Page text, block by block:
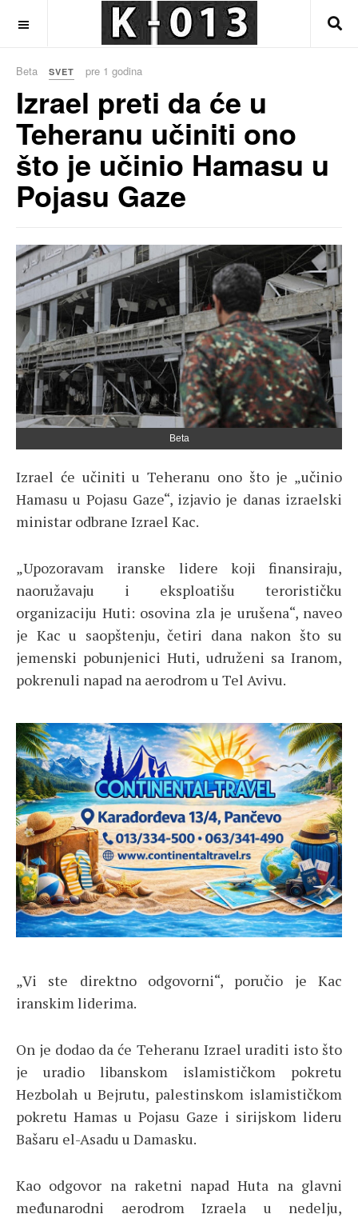
Beta SVET pre 1 godina
Izrael preti da će u
Teheranu učiniti ono
što je učinio Hamasu u
Pojasu Gaze
Beta
Izrael će učiniti u Teheranu ono što je „učinio
Hamasu u Pojasu Gaze“, izjavio je danas izraelski
ministar odbrane Izrael Kac.
„Upozoravam iranske lidere koji finansiraju,
naoružavaju i eksploatišu terorističku
organizaciju Huti: osovina zla je urušena“, naveo
je Kac u saopštenju, četiri dana nakon što su
jemenski pobunjenici Huti, udruženi sa Iranom,
pokrenuli napad na aerodrom u Tel Avivu.
„Vi ste direktno odgovorni“, poručio je Kac
iranskim liderima.
On je dodao da će Teheranu Izrael uraditi isto što
je uradio libanskom islamističkom pokretu
Hezbolah u Bejrutu, palestinskom islamističkom
pokretu Hamas u Pojasu Gaze i sirijskom lideru
Bašaru el-Asadu u Damasku.
Kao odgovor na raketni napad Huta na glavni
međunarodni aerodrom Izraela u nedelju,